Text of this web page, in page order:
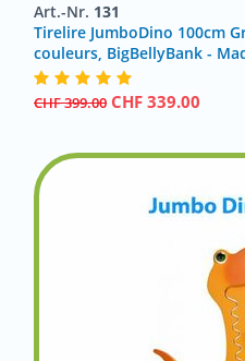
Art.-Nr. 131
Tirelire JumboDino 100cm
couleurs, BigBellyBank -
CHF399.00 CHF 339.00